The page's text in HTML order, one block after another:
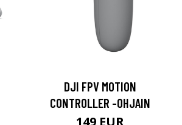
DJI FPV MOTION
CONTROLLER -OHJAIN